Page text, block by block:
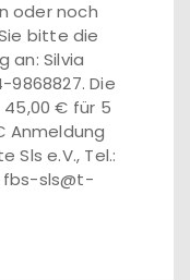
oder noch
bitte die
an: Silvia
9868827. Die
€ für 5
Anmeldung
Sls e.V., Tel.:
fbs-sls@t-